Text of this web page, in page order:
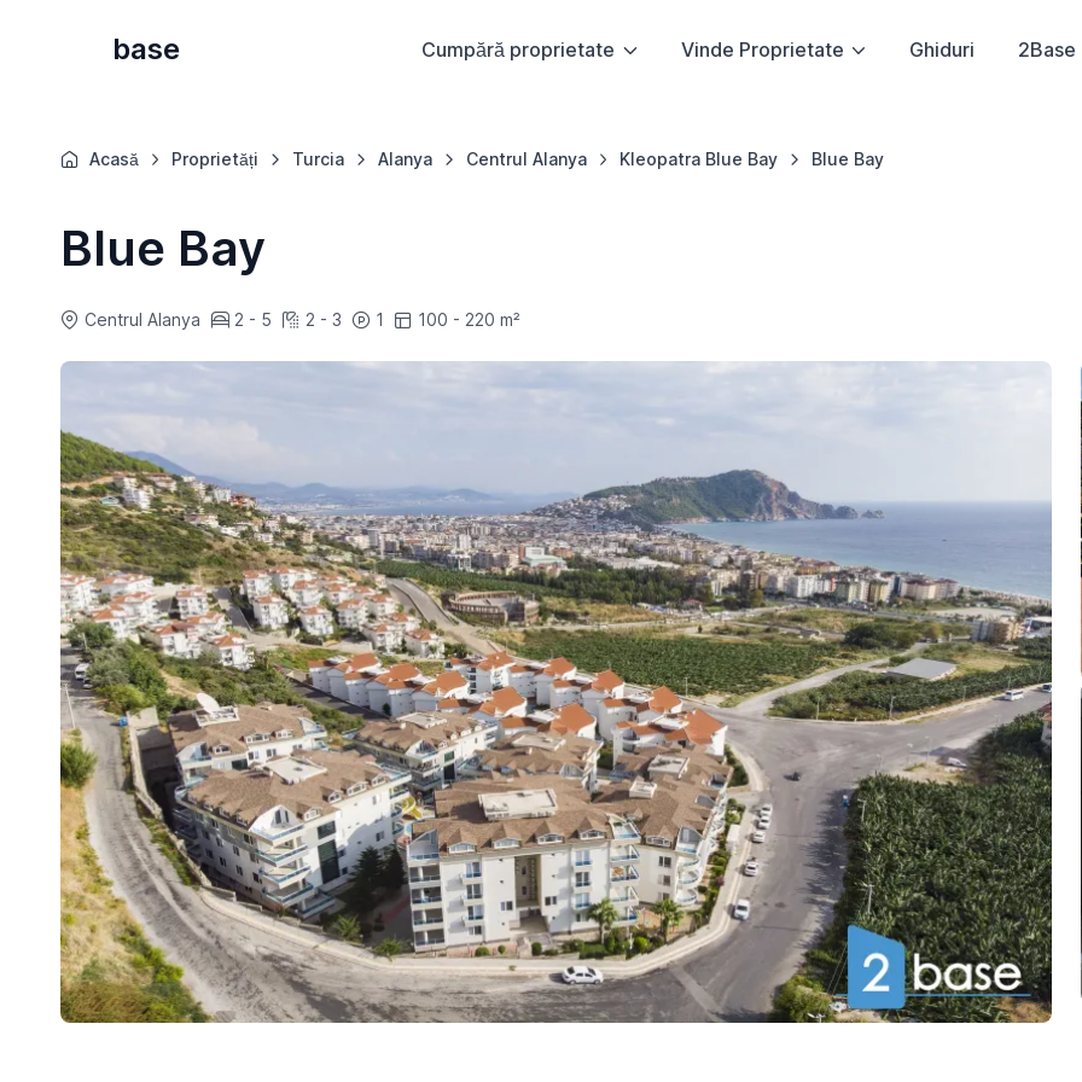
base Cumpără proprietate Vinde Proprietate Ghiduri 2Base
Acasă Proprietăți Turcia Alanya Centrul Alanya Kleopatra Blue Bay Blue Bay
Blue Bay
Centrul Alanya 2 - 5 2 - 3 1 100 - 220 m²